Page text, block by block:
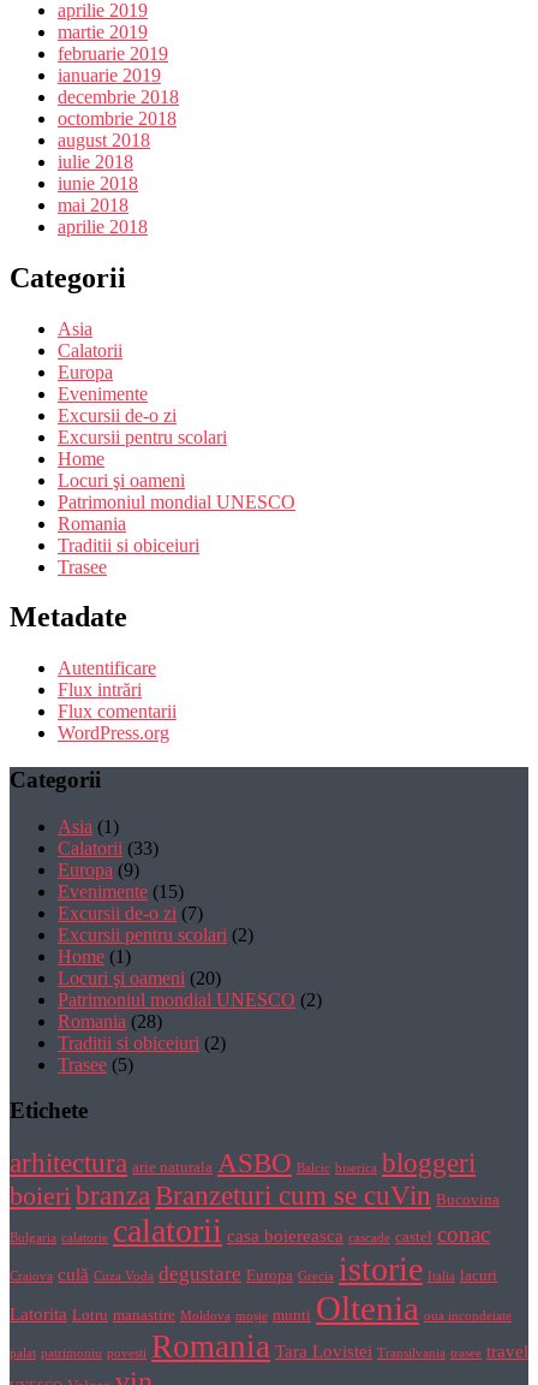
aprilie 2019
martie 2019
februarie 2019
ianuarie 2019
decembrie 2018
octombrie 2018
august 2018
iulie 2018
iunie 2018
mai 2018
aprilie 2018
Categorii
Asia
Calatorii
Europa
Evenimente
Excursii de-o zi
Excursii pentru scolari
Home
Locuri şi oameni
Patrimoniul mondial UNESCO
Romania
Traditii si obiceiuri
Trasee
Metadate
Autentificare
Flux intrări
Flux comentarii
WordPress.org
Categorii
Asia (1)
Calatorii (33)
Europa (9)
Evenimente (15)
Excursii de-o zi (7)
Excursii pentru scolari (2)
Home (1)
Locuri şi oameni (20)
Patrimoniul mondial UNESCO (2)
Romania (28)
Traditii si obiceiuri (2)
Trasee (5)
Etichete
arhitectura arie naturala ASBO Balcic biserica bloggeri
boieribranzaBranzeturi cum se cuVin Bucovina
Bulgaria calatorie calatorii casa boiereasca cascade castel conac
Craiova culă Cuza Voda degustare Europa Grecia istorie Italia lacuri
Latorita Lotru manastire Moldova moșie munti Oltenia oua incondeiate
palat patrimoniu povesti Romania Tara Lovistei Transilvania trasee travel